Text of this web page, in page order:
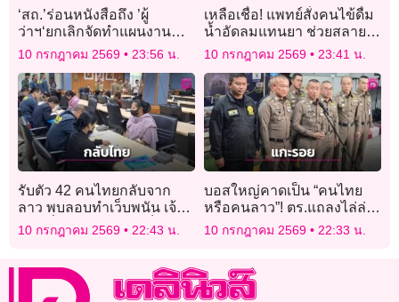
‘สถ.’ร่อนหนังสือถึง ’ผู้
ว่าฯ‘ยกเลิกจัดทำแผนงาน
โครงการตามพ.ร.ก.กู้เงิน
ส่วน2แสนล้าน หลัง ’ฝ่าย
ค้าน‘ กระทุ้งอาจมี ’สอดไส้‘
10 กรกฎาคม 2569 23:56 น.
เหลือเชื่อ! แพทย์สั่งคนไข้ดื่ม
น้ำอัดลมแทนยา ช่วยสลาย
ก้อนอาหารอุดตันใน
กระเพาะได้สำเร็จ
10 กรกฎาคม 2569 23:41 น.
รับตัว 42 คนไทยกลับจาก
ลาว พบลอบทำเว็บพนัน เจ้า
หน้าที่คัดกรองไม่พบเป็น
เหยื่อค้ามนุษย์
10 กรกฎาคม 2569 22:43 น.
บอสใหญ่คาดเป็น “คนไทย
หรือคนลาว”! ตร.แถลงไล่ล่า
แก๊งเฮโรอีนแอร์สาว กบดาน
ประเทศเพื่อนบ้าน
10 กรกฎาคม 2569 22:33 น.